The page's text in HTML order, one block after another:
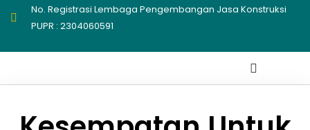
No. Registrasi Lembaga Pengembangan Jasa Konstruksi
PUPR : 2304060591